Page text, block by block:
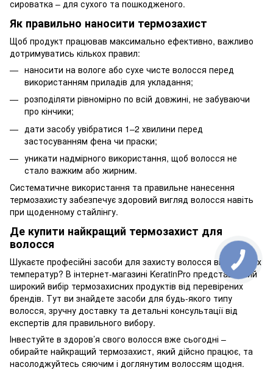
сироватка – для сухого та пошкодженого.
Як правильно наносити термозахист
Щоб продукт працював максимально ефективно, важливо
дотримуватись кількох правил:
наносити на вологе або сухе чисте волосся перед
використанням приладів для укладання;
розподіляти рівномірно по всій довжині, не забуваючи
про кінчики;
дати засобу увібратися 1–2 хвилини перед
застосуванням фена чи праски;
уникати надмірного використання, щоб волосся не
стало важким або жирним.
Систематичне використання та правильне нанесення
термозахисту забезпечує здоровий вигляд волосся навіть
при щоденному стайлінгу.
Де купити найкращий термозахист для
волосся
Шукаєте професійні засоби для захисту волосся від високих
температур? В інтернет-магазині KeratinPro представлений
широкий вибір термозахисних продуктів від перевірених
брендів. Тут ви знайдете засоби для будь-якого типу
волосся, зручну доставку та детальні консультації від
експертів для правильного вибору.
Інвестуйте в здоров’я свого волосся вже сьогодні –
обирайте найкращий термозахист, який дійсно працює, та
насолоджуйтесь сяючим і доглянутим волоссям щодня.